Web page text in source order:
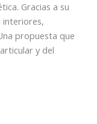
Gracias a su
interiores,
propuesta que
y del